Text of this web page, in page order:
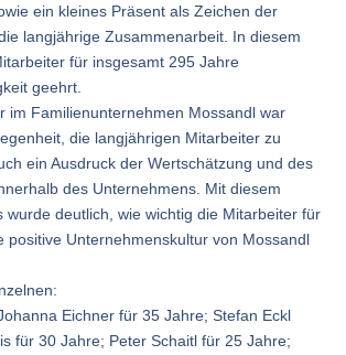
ein kleines Präsent als Zeichen der
langjährige Zusammenarbeit. In diesem
für insgesamt 295 Jahre
geehrt.
im Familienunternehmen Mossandl war
die langjährigen Mitarbeiter zu
ein Ausdruck der Wertschätzung und des
des Unternehmens. Mit diesem
wurde deutlich, wie wichtig die Mitarbeiter für
positive Unternehmenskultur von Mossandl
Eichner für 35 Jahre; Stefan Eckl
für 30 Jahre; Peter Schaitl für 25 Jahre;